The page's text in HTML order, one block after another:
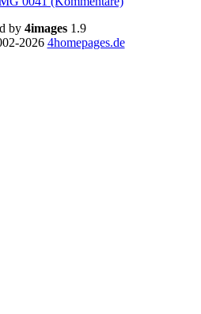
by 4images 1.9
2026 4homepages.de